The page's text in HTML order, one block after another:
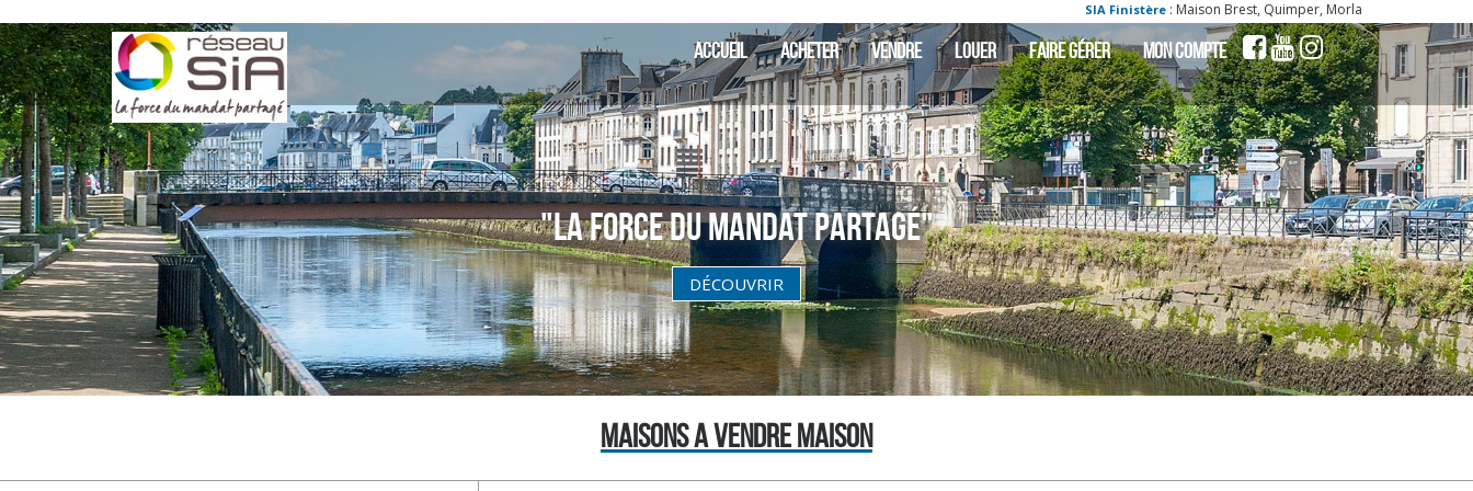
SIA Finistère: Maison Brest, Quimper, Morlaix, Chateaulin, Landerneau |
ACCUEIL ACHETER VENDRE LOUER FAIRE GÉRER MON COMPTE
"La Force du Mandat partagé"
DÉCOUVRIR
MAISONS A VENDRE MAISON